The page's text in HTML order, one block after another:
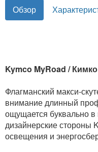
Обзор
Kymco MyRoad /
Флагманский макси-
внимание длинный
ощущается буквально
дизайнерские стороны
освещения и